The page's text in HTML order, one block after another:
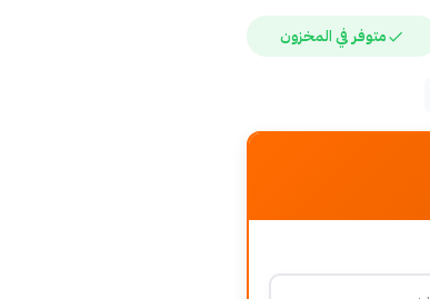
متوفر في المخزون